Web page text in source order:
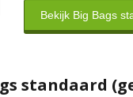
Bekijk Big Bags
standaard